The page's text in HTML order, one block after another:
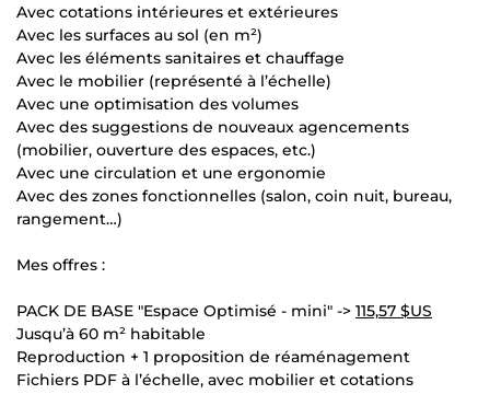
Avec cotations intérieures et extérieures
Avec les surfaces au sol (en m²)
Avec les éléments sanitaires et chauffage
Avec le mobilier (représenté à l’échelle)
Avec une optimisation des volumes
Avec des suggestions de nouveaux agencements
(mobilier, ouverture des espaces, etc.)
Avec une circulation et une ergonomie
Avec des zones fonctionnelles (salon, coin nuit, bureau,
rangement…)
Mes offres :
PACK DE BASE "Espace Optimisé - mini" -> 115,57 $US
Jusqu’à 60 m² habitable
Reproduction + 1 proposition de réaménagement
Fichiers PDF à l’échelle, avec mobilier et cotations